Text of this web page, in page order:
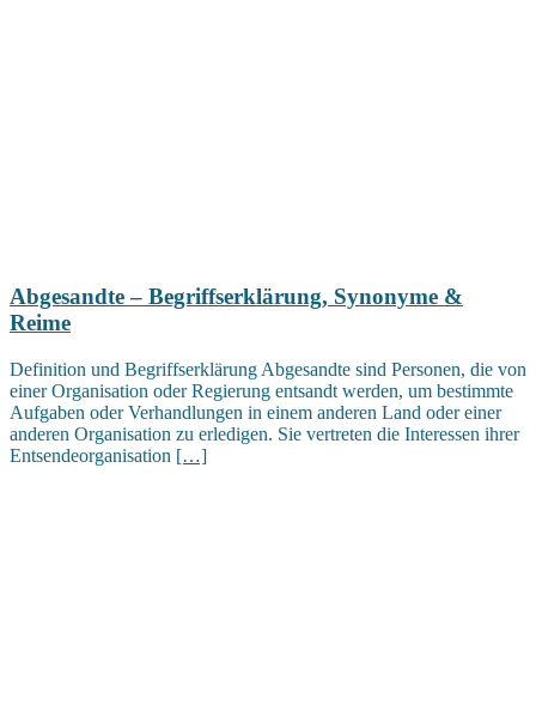
Abgesandte – Begriffserklärung, Synonyme &
Reime
Definition und Begriffserklärung Abgesandte sind Personen, die von
einer Organisation oder Regierung entsandt werden, um bestimmte
Aufgaben oder Verhandlungen in einem anderen Land oder einer
anderen Organisation zu erledigen. Sie vertreten die Interessen ihrer
Entsendeorganisation […]